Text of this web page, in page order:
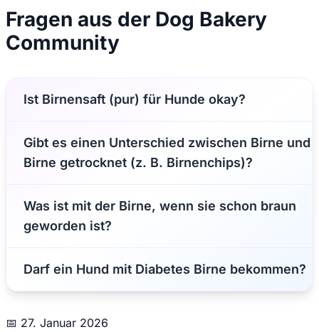
Fragen aus der Dog Bakery
Community
Ist Birnensaft (pur) für Hunde okay?
Gibt es einen Unterschied zwischen Birne und
Birne getrocknet (z. B. Birnenchips)?
Was ist mit der Birne, wenn sie schon braun
geworden ist?
Darf ein Hund mit Diabetes Birne bekommen?
📅 27. Januar 2026